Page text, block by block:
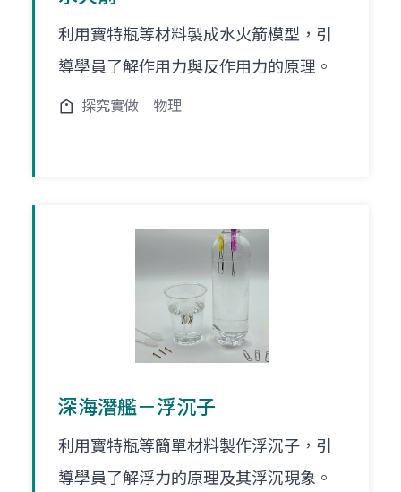
利用寶特瓶等材料製成水火箭模型，引
導學員了解作用力與反作用力的原理。
探究實做 物理
深海潛艦－浮沉子
利用寶特瓶等簡單材料製作浮沉子，引
導學員了解浮力的原理及其浮沉現象。